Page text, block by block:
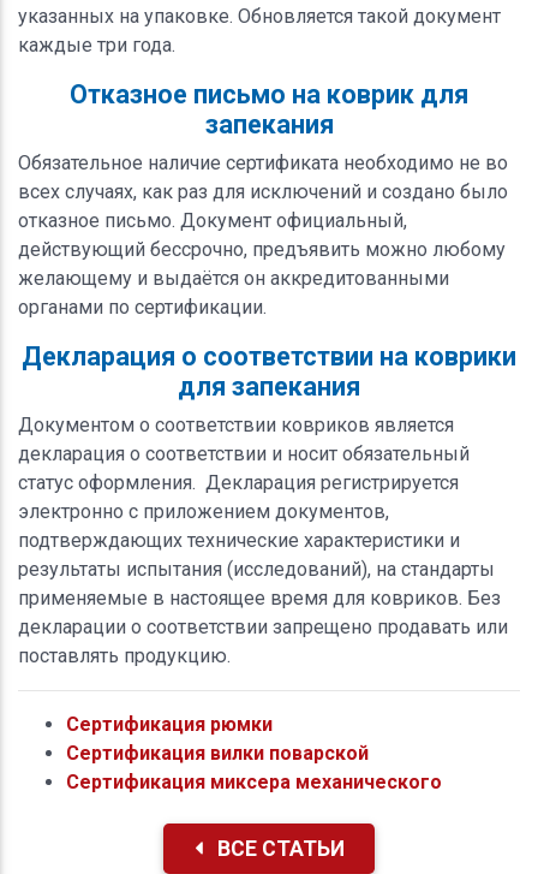
указанных на упаковке. Обновляется такой документ
каждые три года.
Отказное письмо на коврик для
запекания
Обязательное наличие сертификата необходимо не во
всех случаях, как раз для исключений и создано было
отказное письмо. Документ официальный,
действующий бессрочно, предъявить можно любому
желающему и выдаётся он аккредитованными
органами по сертификации.
Декларация о соответствии на коврики
для запекания
Документом о соответствии ковриков является
декларация о соответствии и носит обязательный
статус оформления. Декларация регистрируется
электронно с приложением документов,
подтверждающих технические характеристики и
результаты испытания (исследований), на стандарты
применяемые в настоящее время для ковриков. Без
декларации о соответствии запрещено продавать или
поставлять продукцию.
Сертификация рюмки
Сертификация вилки поварской
Сертификация миксера механического
ВСЕ СТАТЬИ